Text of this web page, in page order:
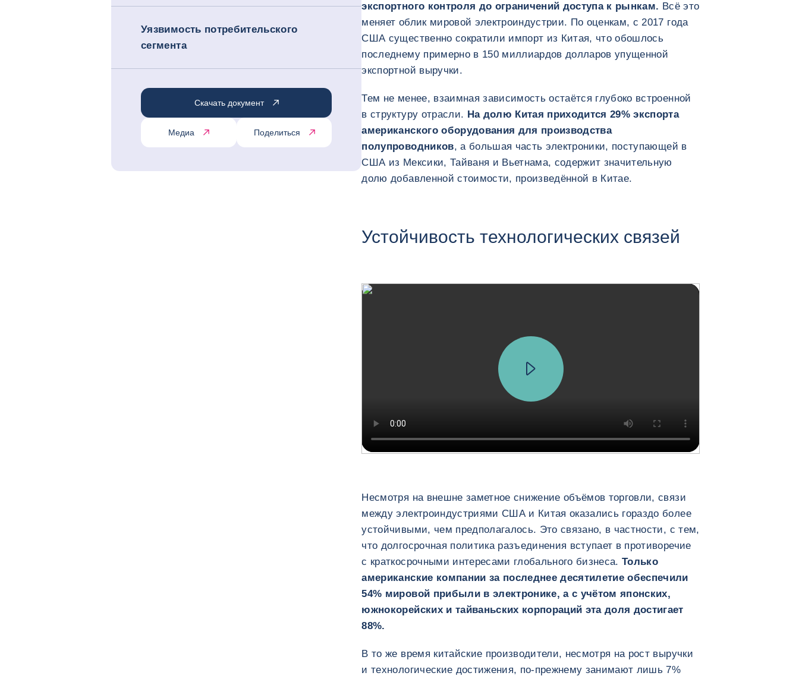
Уязвимость потребительского
сегмента
Скачать документ
Медиа Поделиться
экспортного контроля до ограничений доступа к рынкам. Всё это
меняет облик мировой электроиндустрии. По оценкам, с 2017 года
США существенно сократили импорт из Китая, что обошлось
последнему примерно в 150 миллиардов долларов упущенной
экспортной выручки.
Тем не менее, взаимная зависимость остаётся глубоко встроенной
в структуру отрасли. На долю Китая приходится 29% экспорта
американского оборудования для производства
полупроводников, а большая часть электроники, поступающей в
США из Мексики, Тайваня и Вьетнама, содержит значительную
долю добавленной стоимости, произведённой в Китае.
Устойчивость технологических связей
Несмотря на внешне заметное снижение объёмов торговли, связи
между электроиндустриями США и Китая оказались гораздо более
устойчивыми, чем предполагалось. Это связано, в частности, с тем,
что долгосрочная политика разъединения вступает в противоречие
с краткосрочными интересами глобального бизнеса.Только
американские компании за последнее десятилетие обеспечили
54% мировой прибыли в электронике, а с учётом японских,
южнокорейских и тайваньских корпораций эта доля достигает
88%.
В то же время китайские производители, несмотря на рост выручки
и технологические достижения, по-прежнему занимают лишь 7%